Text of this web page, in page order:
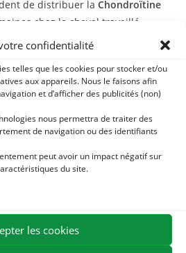
confidentialité
telles que les cookies pour stocker et/ou
aux appareils. Nous le faisons afin
et d’afficher des publicités (non)
nous permettra de traiter des
de navigation ou des identifiants
peut avoir un impact négatif sur
du site.
les cookies
de distribuer laChondroïtine
chez le cheval travaillé
troubles articulaires.
?
raideur articulaire, nous
laChondroïtineavec la
optimale de soutien du
à notre mélange de plantes
propriétés apaisantes,